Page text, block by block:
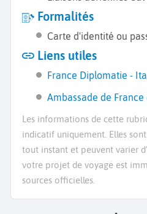
Formalités
Carte d'identité ou
Liens utiles
France Diplomatie -
Ambassade de
Les informations de cette
indicatif uniquement. Elles
tout instant et peuvent varier
votre projet de voyage est
sources officielles.